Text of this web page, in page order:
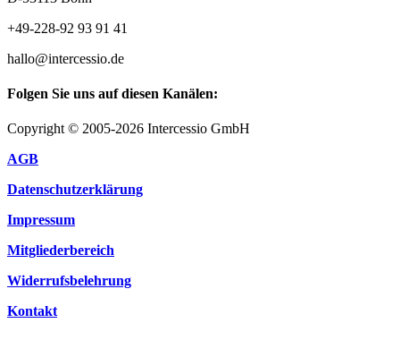
+49-228-92 93 91 41
hallo@intercessio.de
Folgen Sie uns auf diesen Kanälen:
Copyright © 2005-2026 Intercessio GmbH
AGB
Datenschutzerklärung
Impressum
Mitgliederbereich
Widerrufsbelehrung
Kontakt